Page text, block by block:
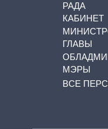
РАДА
КАБИНЕТ
ГЛАВЫ
МЭРЫ
ВСЕ